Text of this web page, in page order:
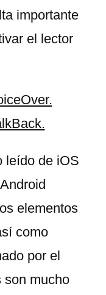
importante
el lector
leído de iOS
elementos
como
por el
son mucho